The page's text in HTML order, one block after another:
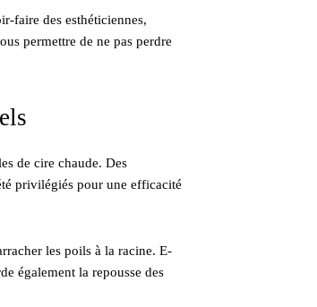
faire des esthéticiennes,
permettre de ne pas perdre
de cire chaude. Des
privilégiés pour une efficacité
les poils à la racine. E-
également la repousse des